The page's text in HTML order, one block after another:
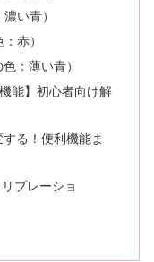
い青）
赤）
：薄い青）
能】初心者向け解
る！便利機能ま
ブレーショ